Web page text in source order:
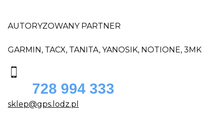
AUTORYZOWANY PARTNER
GARMIN, TACX, TANITA, YANOSIK, NOTIONE, 3MK
728 994 333
sklep@gps.lodz.pl